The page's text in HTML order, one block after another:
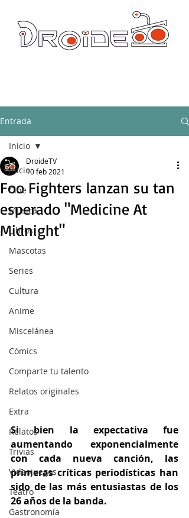
Entrada
Inicio
Cine
Música
Libros
Mascotas
Series
Cultura
Anime
Miscelánea
Cómics
Comparte tu talento
Relatos originales
Extra
Relatos
Trivias
Videojuegos
Teatro
Gastronomía
Inicio
Foo Fighters lanzan su tan
esperado "Medicine At
Midnight"
DroideTV
10 feb 2021
Si bien la expectativa fue
aumentando exponencialmente
con cada nueva canción, las
primeras críticas periodísticas han
sido de las más entusiastas de los
26 años de la banda.